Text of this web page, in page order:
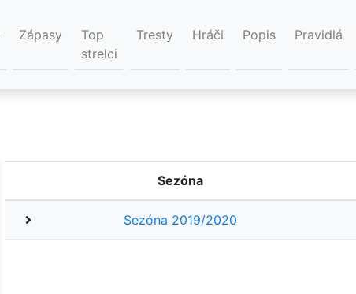
Zápasy
Top
strelci
Tresty Hráči Popis Pravidlá
Sezóna
Sezóna 2019/2020